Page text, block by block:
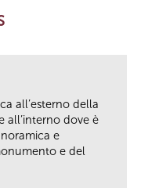
all’esterno della
all’interno dove è
e
e del